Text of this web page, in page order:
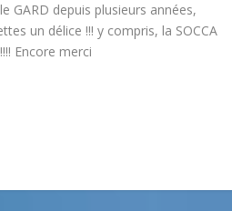
GARD depuis plusieurs années,
un délice !!! y compris, la SOCCA
Encore merci